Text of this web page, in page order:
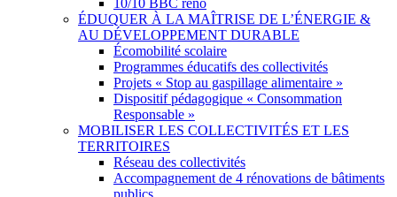
10/10 BBC réno
ÉDUQUER À LA MAÎTRISE DE L’ÉNERGIE &
AU DÉVELOPPEMENT DURABLE
Écomobilité scolaire
Programmes éducatifs des collectivités
Projets « Stop au gaspillage alimentaire »
Dispositif pédagogique « Consommation
Responsable »
MOBILISER LES COLLECTIVITÉS ET LES
TERRITOIRES
Réseau des collectivités
Accompagnement de 4 rénovations de bâtiments